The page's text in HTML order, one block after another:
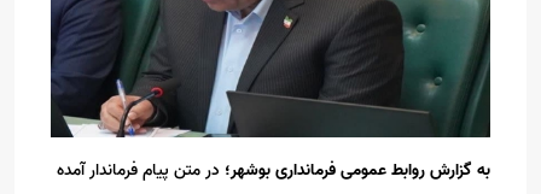
به گزارش روابط عمومی فرمانداری بوشهر؛ در متن پیام فرماندار آمده